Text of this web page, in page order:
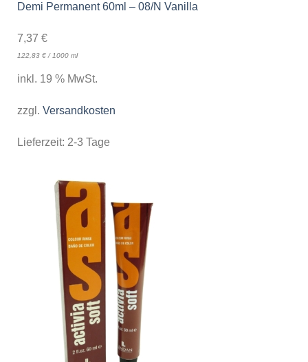
Demi Permanent 60ml – 08/N Vanilla
7,37 €
122,83 €/ 1000 ml
inkl. 19 % MwSt.
zzgl. Versandkosten
Lieferzeit: 2-3 Tage